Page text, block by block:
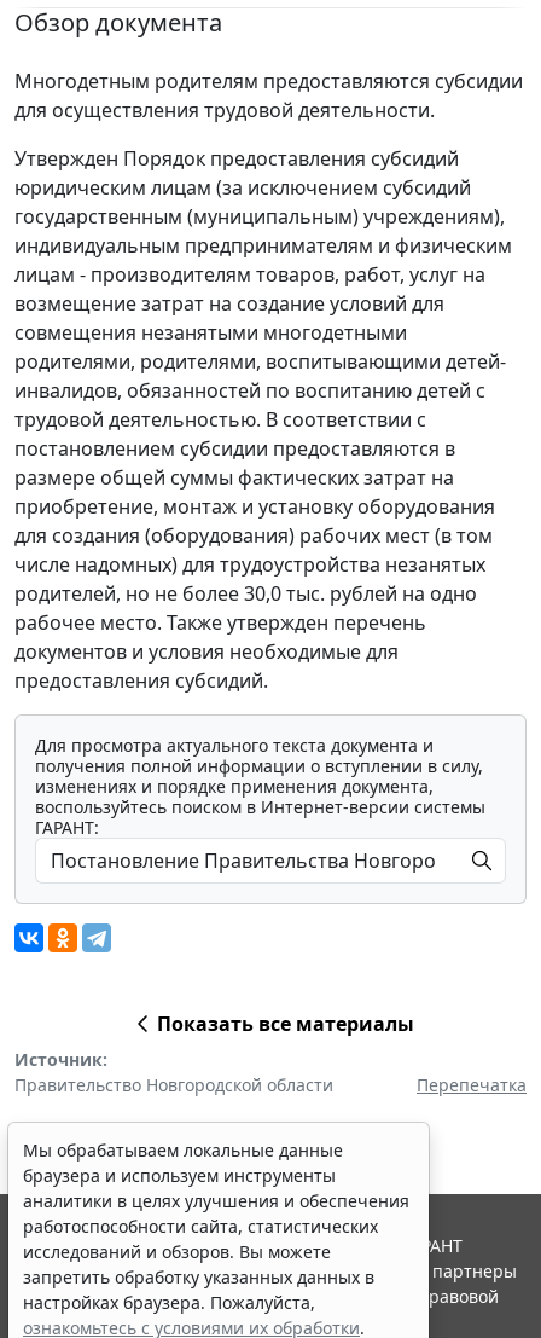
Обзор документа
Многодетным родителям предоставляются субсидии
для осуществления трудовой деятельности.
Утвержден Порядок предоставления субсидий
юридическим лицам (за исключением субсидий
государственным (муниципальным) учреждениям),
индивидуальным предпринимателям и физическим
лицам - производителям товаров, работ, услуг на
возмещение затрат на создание условий для
совмещения незанятыми многодетными
родителями, родителями, воспитывающими детей-
инвалидов, обязанностей по воспитанию детей с
трудовой деятельностью. В соответствии с
постановлением субсидии предоставляются в
размере общей суммы фактических затрат на
приобретение, монтаж и установку оборудования
для создания (оборудования) рабочих мест (в том
числе надомных) для трудоустройства незанятых
родителей, но не более 30,0 тыс. рублей на одно
рабочее место. Также утвержден перечень
документов и условия необходимые для
предоставления субсидий.
Для просмотра актуального текста документа и
получения полной информации о вступлении в силу,
изменениях и порядке применения документа,
воспользуйтесь поиском в Интернет-версии системы
ГАРАНТ:
Показать все материалы
Источник:
Правительство Новгородской области
Перепечатка
Мы обрабатываем локальные данные
браузера и используем инструменты
аналитики в целях улучшения и обеспечения
работоспособности сайта, статистических
исследований и обзоров. Вы можете
запретить обработку указанных данных в
настройках браузера. Пожалуйста,
ознакомьтесь с условиями их обработки.
© ООО "НПП "ГАРАНТ-СЕРВИС", 2026. Система ГАРАНТ
выпускается с 1990 года. Компания "Гарант" и ее партнеры
являются участниками Российской ассоциации правовой
информации ГАРАНТ.